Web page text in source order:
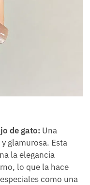
de gato: Una
glamurosa. Esta
la elegancia
lo que la hace
como una